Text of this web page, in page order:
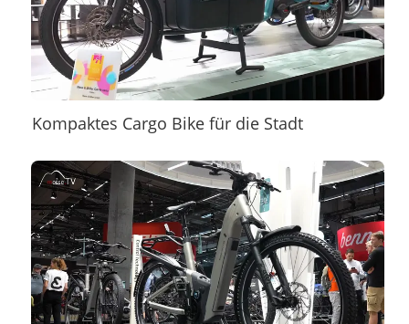
Kompaktes Cargo Bike für die Stadt